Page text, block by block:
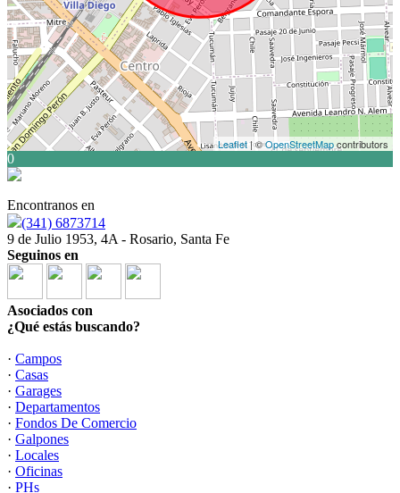
Leaflet| ©OpenStreetMapcontributors
0
Encontranos en
(341) 6873714
9 de Julio 1953, 4A - Rosario, Santa Fe
Seguinos en
Asociados con
¿Qué estás buscando?
· Campos
· Casas
· Garages
· Departamentos
· Fondos De Comercio
· Galpones
· Locales
· Oficinas
· PHs